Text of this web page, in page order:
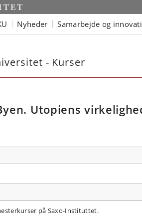
Nyheder Samarbejde og
- Kurser
Utopiens
på Saxo-Instituttet.